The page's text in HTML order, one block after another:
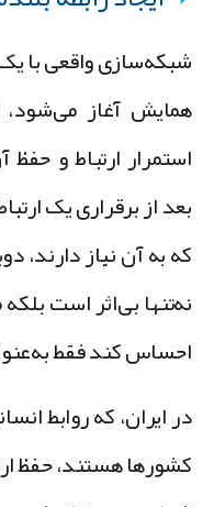
واقعی با یک
آغاز می‌شود،
ارتباط و حفظ
از برقراری یک ارتباط،
به آن نیاز دارند،
بی‌اثر است بلکه
کند فقط به‌عنوان
ایران، که روابط
هستند، حفظ